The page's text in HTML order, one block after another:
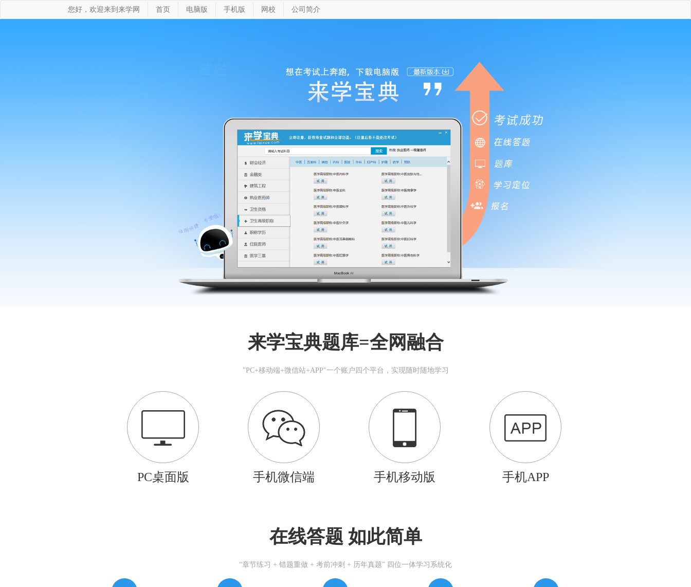
您好，欢迎来到来学网 首页 电脑版 手机版 网校 公司简介
来学宝典题库=全网融合
"PC+移动端+微信站+APP"一个账户四个平台，实现随时随地学习
PC桌面版 手机微信端 手机移动版 手机APP
在线答题 如此简单
“章节练习 + 错题重做 + 考前冲刺 + 历年真题” 四位一体学习系统化